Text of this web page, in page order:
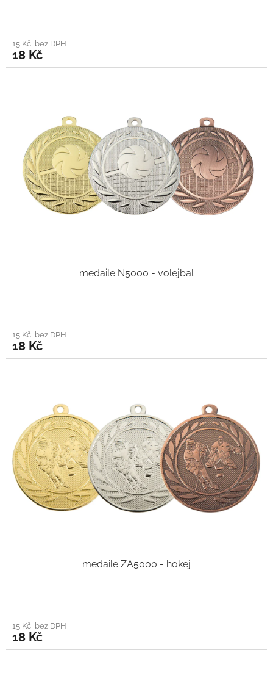
15 Kč bez DPH
18 Kč
medaile N5000 - volejbal
15 Kč bez DPH
18 Kč
medaile ZA5000 - hokej
15 Kč bez DPH
18 Kč